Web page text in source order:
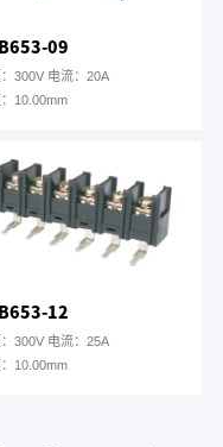
09
300V 电流：20A
10.00mm
12
300V 电流：25A
10.00mm